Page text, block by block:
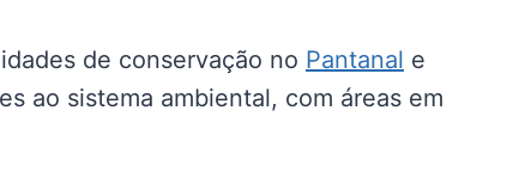
de conservação no Pantanal e
ao sistema ambiental, com áreas em